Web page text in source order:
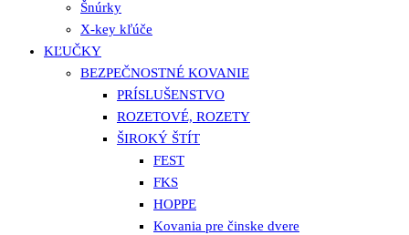
Šnúrky
X-key kľúče
KĽUČKY
BEZPEČNOSTNÉ KOVANIE
PRÍSLUŠENSTVO
ROZETOVÉ, ROZETY
ŠIROKÝ ŠTÍT
FEST
FKS
HOPPE
Kovania pre činske dvere